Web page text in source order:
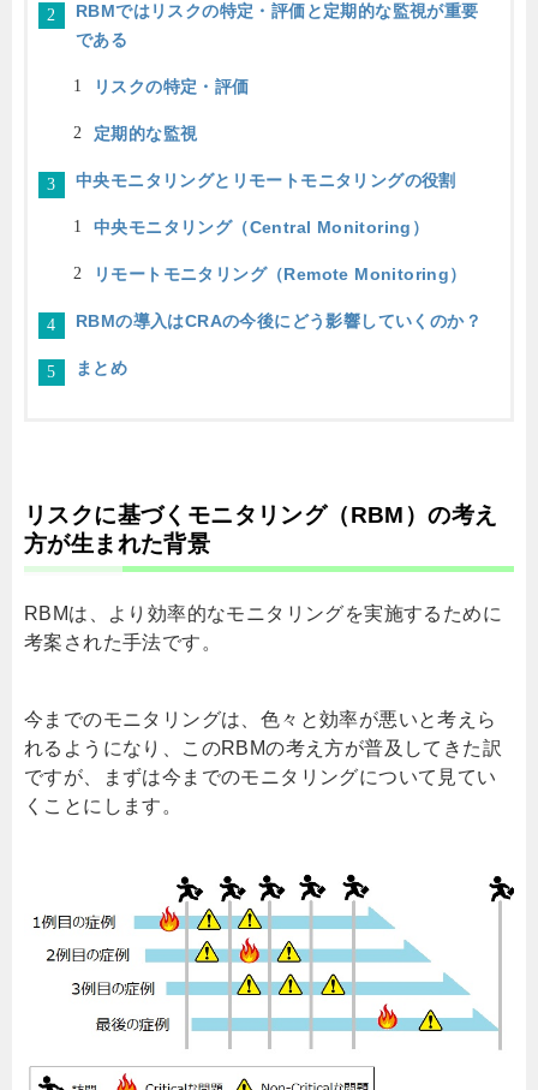
RBMではリスクの特定・評価と定期的な監視が重要
である
リスクの特定・評価
定期的な監視
中央モニタリングとリモートモニタリングの役割
中央モニタリング（Central Monitoring）
リモートモニタリング（Remote Monitoring）
RBMの導入はCRAの今後にどう影響していくのか？
まとめ
リスクに基づくモニタリング（RBM ）の考え
方が生まれた背景
RBMは、より効率的なモニタリングを実施するために
考案された手法です。
今までのモニタリングは、色々と効率が悪いと考えら
れるようになり、このRBMの考え方が普及してきた訳
ですが、まずは今までのモニタリングについて見てい
くことにします。